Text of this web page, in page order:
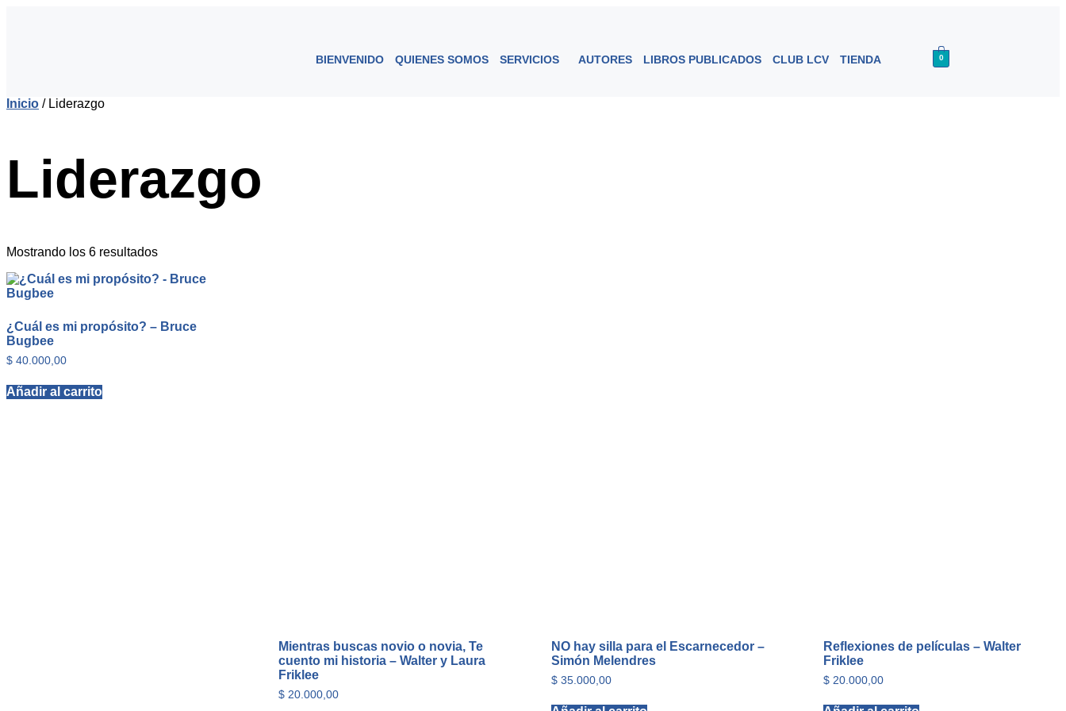
BIENVENIDO QUIENES SOMOS SERVICIOS AUTORES LIBROS PUBLICADOS CLUB LCV TIENDA 0
Inicio / Liderazgo
Liderazgo
Mostrando los 6 resultados
¿Cuál es mi propósito? – Bruce
Bugbee
$ 40.000,00
Añadir al carrito
Mientras buscas novio o novia, Te
cuento mi historia – Walter y Laura
Friklee
$ 20.000,00
NO hay silla para el Escarnecedor –
Simón Melendres
$35.000,00
Reflexiones de películas – Walter
Friklee
$20.000,00